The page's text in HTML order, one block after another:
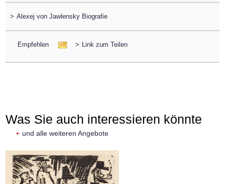
> Alexej von Jawlensky Biografie
Empfehlen > Link zum Teilen
Was Sie auch interessieren könnte
+ und alle weiteren Angebote